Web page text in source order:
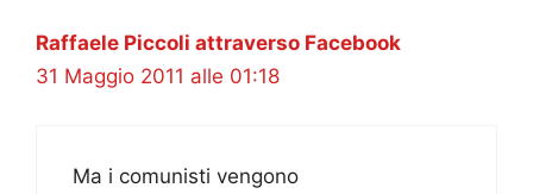
Raffaele Piccoli attraverso Facebook
31 Maggio 2011 alle 01:18
Ma i comunisti vengono